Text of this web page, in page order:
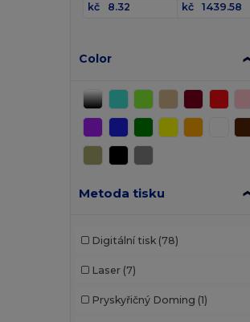
kč
kč
Color
Metoda tisku
Digitální tisk (78)
Laser (7)
Pryskyřičný Doming (1)